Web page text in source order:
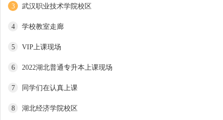
3 武汉职业技术学院校区
4 学校教室走廊
5 VIP上课现场
6 2022湖北普通专升本上课现场
7 同学们在认真上课
8 湖北经济学院校区